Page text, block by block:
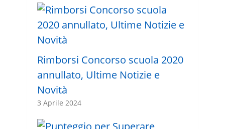
Rimborsi Concorso scuola 2020
annullato, Ultime Notizie e
Novità
3 Aprile 2024